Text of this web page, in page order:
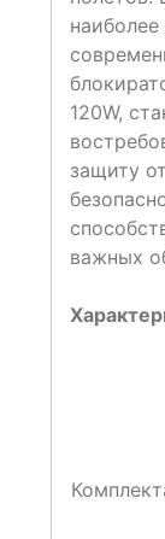
120W,
защиту
важных